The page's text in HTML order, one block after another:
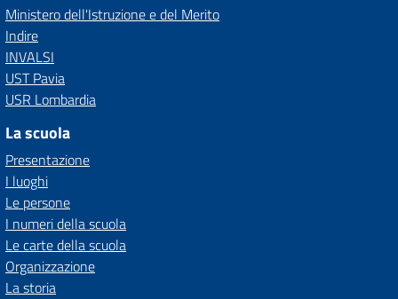
Ministero dell'Istruzione e del Merito
Indire
INVALSI
UST Pavia
USR Lombardia
La scuola
Presentazione
I luoghi
Le persone
I numeri della scuola
Le carte della scuola
Organizzazione
La storia